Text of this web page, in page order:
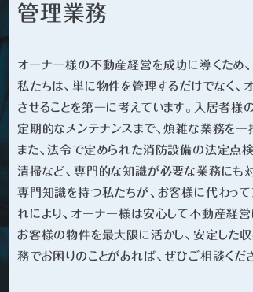
管理業務
オーナー様の不動産経営を成功に導くため
私たちは、単に物件を管理するだけでなく
させることを第一に考えています。入居者
定期的なメンテナンスまで、煩雑な業務を一
また、法令で定められた消防設備の法定点
清掃など、専門的な知識が必要な業務にも対
専門知識を持つ私たちが、お客様に代わっ
れにより、オーナー様は安心して不動産経営
お客様の物件を最大限に活かし、安定した
務でお困りのことがあれば、ぜひご相談くださ